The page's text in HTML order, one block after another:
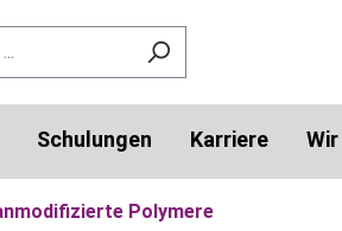
Schulungen Karriere Wir
Polymere